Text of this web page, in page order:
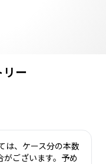
ー
は、ケース分の本数
ございます。予め